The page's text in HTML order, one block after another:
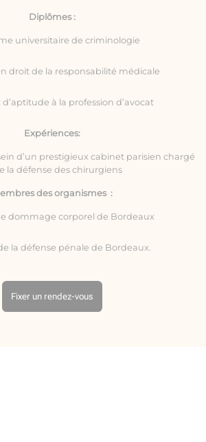
Diplômes :
universitaire de criminologie
droit de la responsabilité médicale
à la profession d’avocat
Expériences:
d’un prestigieux cabinet parisien chargé
la défense des chirurgiens
des organismes :
dommage corporel de Bordeaux
la défense pénale de Bordeaux.
Fixer un rendez-vous